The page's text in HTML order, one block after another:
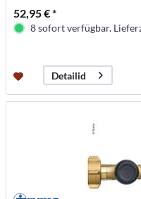
52,95 € *
8 sofort verfügbar.
Detailid